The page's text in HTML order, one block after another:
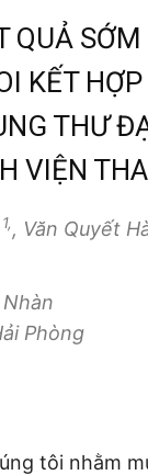
QUẢ
KẾT
THƯ
VIỆN
1,, Văn Quyết
Phòng
tôi nhằm